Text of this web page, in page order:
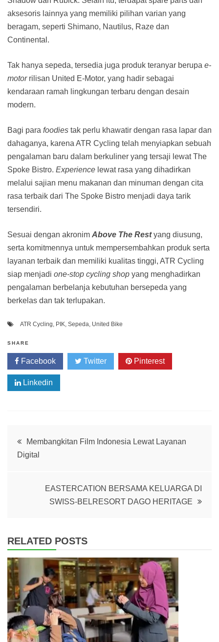
aksesoris lainnya yang memiliki pilihan varian yang
beragam, seperti Shimano, Nautilus, Raze dan
Continental.
Tak hanya sepeda, tersedia juga produk teranyar berupa e-
motorrilisan United E-Motor, yang hadir sebagai
kendaraan ramah lingkungan terbaru dengan desain
modern.
Bagi para foodies tak perlu khawatir dengan rasa lapar dan
dahaganya, karena ATR Cycling telah menyiapkan sebuah
pengalaman baru dalam berkuliner yang tersaji lewat The
Spoke Bistro. Experience lewat rasa yang dihadirkan
melalui sajian menu makanan dan minuman dengan cita
rasa terbaik dari The Spoke Bistro menjadi daya tarik
tersendiri.
Sesuai dengan akronim Above The Restyang diusung,
serta komitmennya untuk mempersembahkan produk serta
layanan terbaik dan memiliki kualitas tinggi, ATR Cycling
siap menjadi one-stop cycling shop yang menghadirkan
pengalaman berbelanja kebutuhan bersepeda yang
berkelas dan tak terlupakan.
ATR Cycling, PIK, Sepeda, United Bike
SHARE
Facebook Twitter Pinterest
Linkedin
Post
navigation
Membangkitan Film Indonesia Lewat Layanan
Digital
EASTERCATION BERSAMA KELUARGA DI
SWISS-BELRESORT DAGO HERITAGE
RELATED POSTS